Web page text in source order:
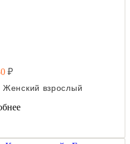
₽
Женский взрослый